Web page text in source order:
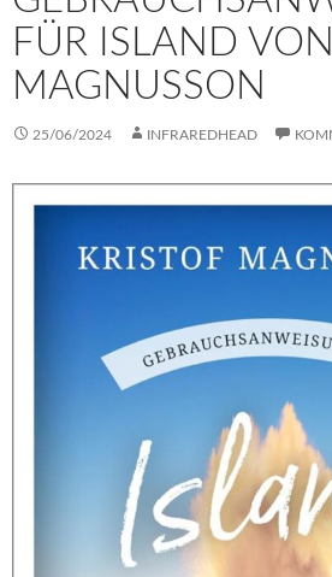
FÜR ISLAND
MAGNUSSON
25/06/2024 INFRAREDHEAD